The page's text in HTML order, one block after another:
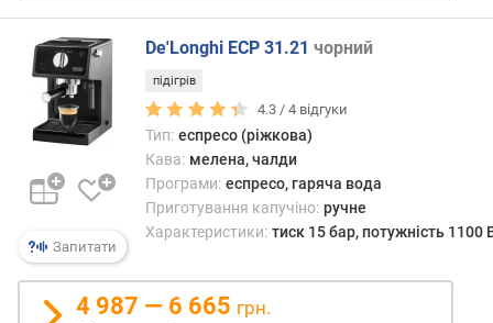
а
д
л
я
м
о
т
а
у
(
м
Запитати
De'Longhi ECP 31.21 чорний
підігрів
4.3 /4 відгуки
Тип: еспресо (ріжкова)
Кава: мелена, чалди
Програми: еспресо, гаряча вода
Приготування капучіно: ручне
Характеристики: тиск 15 бар, потужність 1100
4 987 — 6 665 грн.